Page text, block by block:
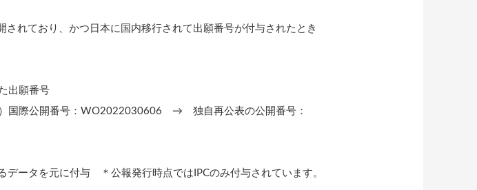
されており、かつ日本に国内移行されて出願番号が付与されたとき
出願番号
国際公開番号：WO2022030606 → 独自再公表の公開番号：
データを元に付与 ＊公報発行時点ではIPCのみ付与されています。